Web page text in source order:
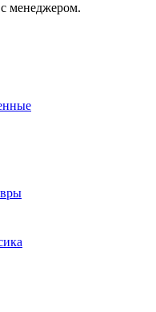
с менеджером.